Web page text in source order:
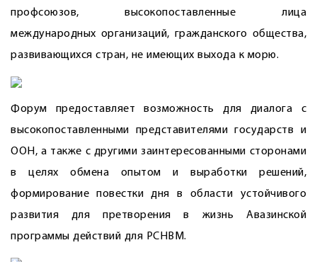
профсоюзов, высокопоставленные лица
международных организаций, гражданского общества,
развивающихся стран, не имеющих выхода к морю.
Форум предоставляет возможность для диалога с
высокопоставленными представителями государств и
ООН, а также с другими заинтересованными сторонами
в целях обмена опытом и выработки решений,
формирование повестки дня в области устойчивого
развития для претворения в жизнь Авазинской
программы действий для РСНВМ.